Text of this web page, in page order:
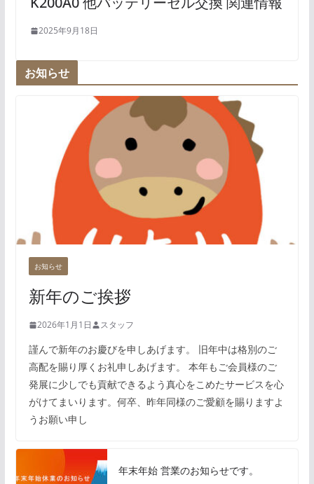
2025年9月18日
お知らせ
お知らせ
新年のご挨拶
2026年1月1日 スタッフ
謹んで新年のお慶びを申しあげます。 旧年中は格別のご
高配を賜り厚くお礼申しあげます。 本年もご会員様のご
発展に少しでも貢献できるよう真心をこめたサービスを心
がけてまいります。何卒、昨年同様のご愛顧を賜りますよ
うお願い申し
年末年始 営業のお知らせです。